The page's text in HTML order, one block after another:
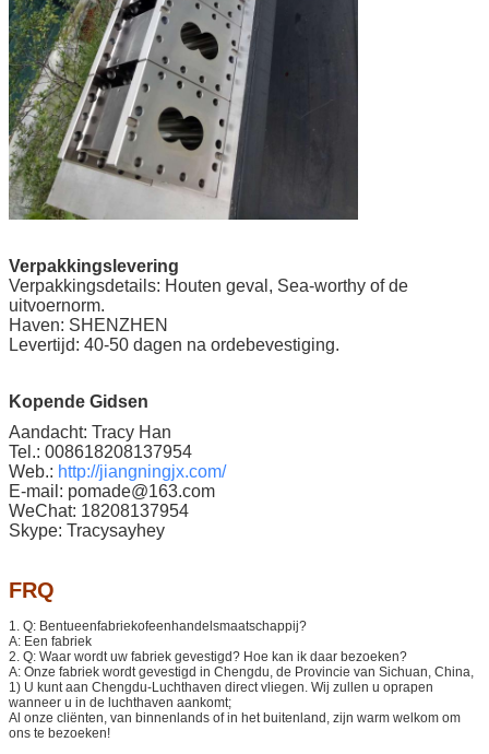
Verpakkingslevering
Verpakkingsdetails: Houten geval, Sea-worthy of de
uitvoernorm.
Haven: SHENZHEN
Levertijd: 40-50 dagen na ordebevestiging.
Kopende Gidsen
Aandacht: Tracy Han
Tel.: 008618208137954
Web.: http://jiangningjx.com/
E-mail: pomade@163.com
WeChat: 18208137954
Skype: Tracysayhey
FRQ
1. Q: Bentueenfabriekofeenhandelsmaatschappij?
A: Een fabriek
2. Q: Waar wordt uw fabriek gevestigd? Hoe kan ik daar bezoeken?
A: Onze fabriek wordt gevestigd in Chengdu, de Provincie van Sichuan, China,
1) U kunt aan Chengdu-Luchthaven direct vliegen. Wij zullen u oprapen
wanneer u in de luchthaven aankomt;
Al onze cliënten, van binnenlands of in het buitenland, zijn warm welkom om
ons te bezoeken!